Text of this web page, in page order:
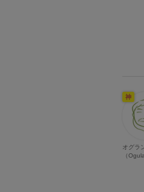
神
オグラ
（